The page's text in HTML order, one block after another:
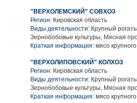
"ВЕРХОЛЕМСКИЙ" СОВХОЗ
Регион: Кировская область
Виды деятельности: Крупный
Зернобобовые культуры, Мясная
Краткая информация: мясо
"ВЕРХОЛИПОВСКИЙ" КОЛХОЗ
Регион: Кировская область
Виды деятельности: Крупный
Зернобобовые культуры, Мясная
Краткая информация: мясо